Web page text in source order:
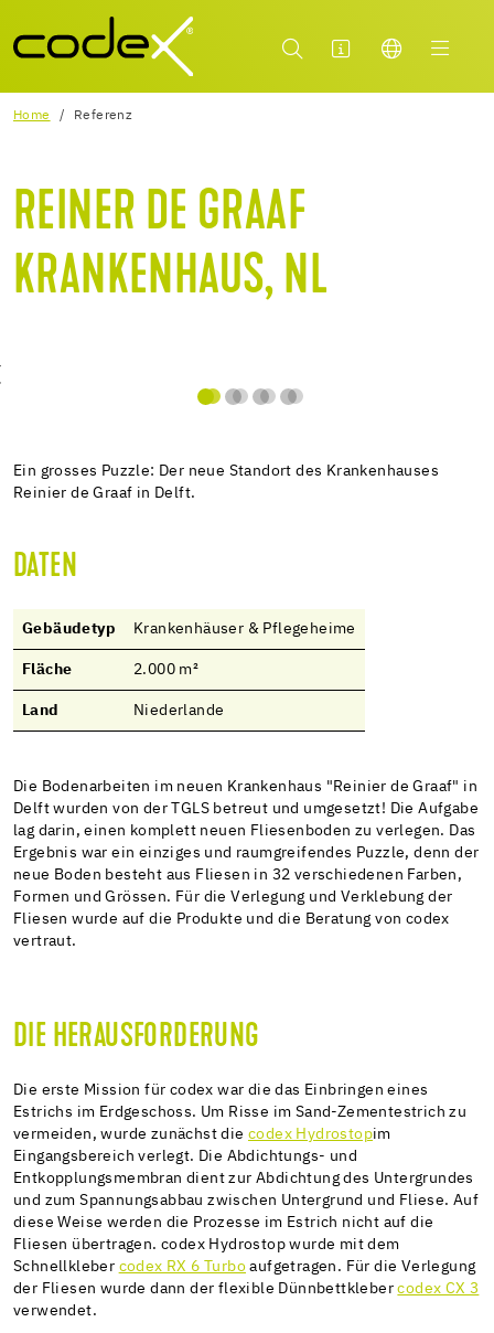
Home Referenz
REINER DE GRAAF
KRANKENHAUS, NL
Ein grosses Puzzle: Der neue Standort des Krankenhauses
Reinier de Graaf in Delft.
DATEN
Gebäudetyp Krankenhäuser & Pflegeheime
Fläche 2.000 m²
Land Niederlande
Die Bodenarbeiten im neuen Krankenhaus "Reinier de Graaf" in
Delft wurden von der TGLS betreut und umgesetzt! Die Aufgabe
lag darin, einen komplett neuen Fliesenboden zu verlegen. Das
Ergebnis war ein einziges und raumgreifendes Puzzle, denn der
neue Boden besteht aus Fliesen in 32 verschiedenen Farben,
Formen und Grössen. Für die Verlegung und Verklebung der
Fliesen wurde auf die Produkte und die Beratung von codex
vertraut.
DIE HERAUSFORDERUNG
Die erste Mission für codex war die das Einbringen eines
Estrichs im Erdgeschoss. Um Risse im Sand-Zementestrich zu
vermeiden, wurde zunächst die codex Hydrostopim
Eingangsbereich verlegt. Die Abdichtungs- und
Entkopplungsmembran dient zur Abdichtung des Untergrundes
und zum Spannungsabbau zwischen Untergrund und Fliese. Auf
diese Weise werden die Prozesse im Estrich nicht auf die
Fliesen übertragen. codex Hydrostop wurde mit dem
Schnellkleber codex RX 6 Turbo aufgetragen. Für die Verlegung
der Fliesen wurde dann der flexible Dünnbettklebercodex CX 3
verwendet.